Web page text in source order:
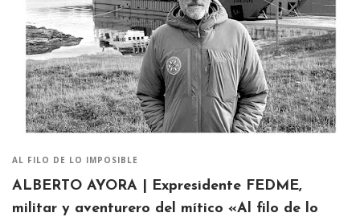
AL FILO DE LO IMPOSIBLE
ALBERTO AYORA | Expresidente FEDME,
militar y aventurero del mítico «Al filo de lo